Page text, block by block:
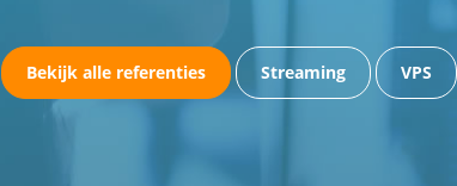
Bekijk alle referenties Streaming VPS